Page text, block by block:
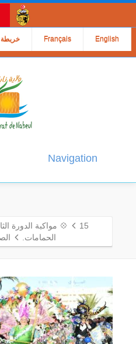
خريطة Français English
Navigation
15
💠 مواكبة الدورة
الحمامات.